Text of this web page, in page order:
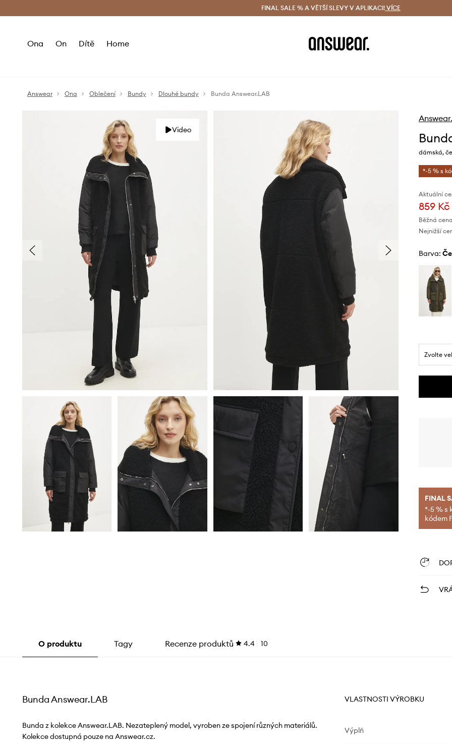
Doručení a vrácení zdarma (od 1800 Kč) Doručení i do 24 h
FINAL SALE % A VĚTŠÍ SLEVY V APLIKACI! VÍCE
Ona On Dítě Home
Answear Ona Oblečení Bundy Dlouhé bundy Bunda Answear.LAB
Video
dámská,
*-5 % s
Aktuální
859 Kč
Běžná
Nejnižší
Barva:
Zvolte
FINAL
*-5 % s
kódem
O produktu Tagy Recenze produktů 4.4 10
Bunda Answear.LAB
Bunda z kolekce Answear.LAB. Nezateplený model, vyroben ze spojení různých materiálů.
Kolekce dostupná pouze na Answear.cz.
VLASTNOSTI VÝROBKU
Výplň